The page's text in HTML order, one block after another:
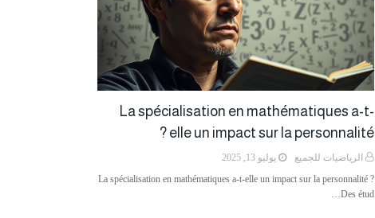
La spécialisation en mathématiques a-t-
elle un impact sur la personnalité ?
الرياضيات للجميع
يوليو 13, 2025
La spécialisation en mathématiques a-t-elle un impact sur la personnalité ?
Des étud…